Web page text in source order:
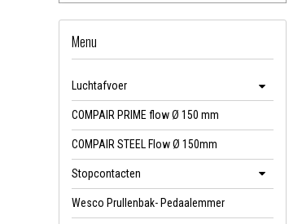
Menu
Luchtafvoer
COMPAIR PRIME flow Ø 150 mm
COMPAIR STEEL Flow Ø 150mm
Stopcontacten
Wesco Prullenbak- Pedaalemmer